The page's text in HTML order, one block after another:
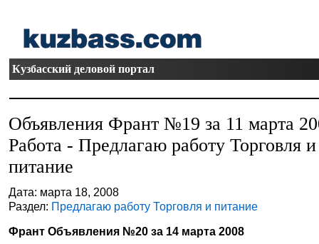
Кузбасский деловой портал
Объявления Франт №19 за 11 марта
Работа - Предлагаю работу Торговля и
питание
Дата: марта 18, 2008
Раздел: Предлагаю работу Торговля и питание
Франт Объявления №20 за 14 марта 2008